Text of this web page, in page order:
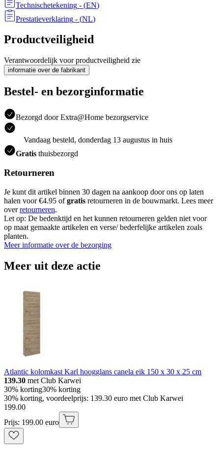
Technischetekening - (EN)
Prestatieverklaring - (NL)
Productveiligheid
Verantwoordelijk voor productveiligheid zie
informatie over de fabrikant
Bestel- en bezorginformatie
Bezorgd door Extra@Home bezorgservice
Vandaag besteld, donderdag 13 augustus in huis
Gratis thuisbezorgd
Retourneren
Je kunt dit artikel binnen 30 dagen na aankoop door ons op laten
halen voor €4.95 ofgratis retourneren in de bouwmarkt. Lees meer
overretourneren.
Let op: De bedenktijd en het kunnen retourneren gelden niet voor
op maat gemaakte artikelen en verse/ bederfelijke artikelen zoals
planten.
Meer informatie over de bezorging
Meer uit deze actie
Atlantic kolomkast Karl hoogglans canela eik 150 x 30 x 25 cm
139.30 met Club Karwei
30% korting30% korting
30% korting, voordeelprijs: 139.30 euro met Club Karwei
199.00
Prijs: 199.00 euro